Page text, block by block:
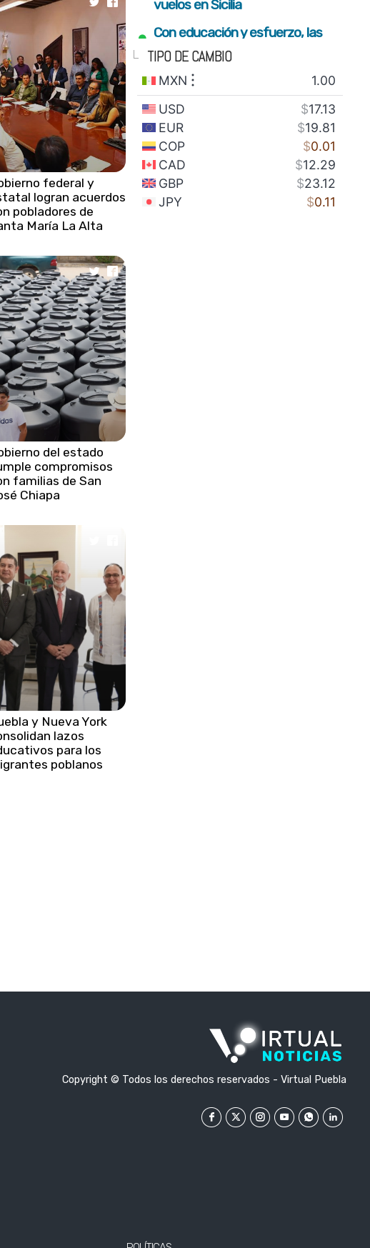
federal y
logran acuerdos
pobladores de
María La Alta
del estado
compromisos
familias de San
Chiapa
y Nueva York
lazos
para los
poblanos
vuelos en Sicilia
• Con educación y esfuerzo, las
nuevas generaciones
construyen el futuro del estado
• Fortalecimiento del campo y
conectividad para bienestar de
familias serranas: Armenta Mier
• Gobierno estatal plantará 2
millones de árboles con visión
integral de restauración
TIPO DE CAMBIO
Copyright © Todos los derechos reservados - Virtual Puebla